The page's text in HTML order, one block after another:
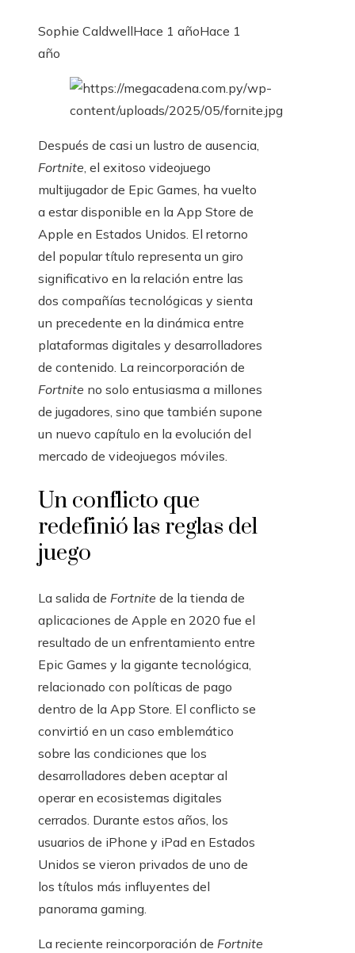
Sophie CaldwellHace 1 añoHace 1
año
Después de casi un lustro de ausencia,
Fortnite, el exitoso videojuego
multijugador de Epic Games, ha vuelto
a estar disponible en la App Store de
Apple en Estados Unidos. El retorno
del popular título representa un giro
significativo en la relación entre las
dos compañías tecnológicas y sienta
un precedente en la dinámica entre
plataformas digitales y desarrolladores
de contenido. La reincorporación de
Fortnite no solo entusiasma a millones
de jugadores, sino que también supone
un nuevo capítulo en la evolución del
mercado de videojuegos móviles.
Un conflicto que
redefinió las reglas del
juego
La salida de Fortnite de la tienda de
aplicaciones de Apple en 2020 fue el
resultado de un enfrentamiento entre
Epic Games y la gigante tecnológica,
relacionado con políticas de pago
dentro de la App Store. El conflicto se
convirtió en un caso emblemático
sobre las condiciones que los
desarrolladores deben aceptar al
operar en ecosistemas digitales
cerrados. Durante estos años, los
usuarios de iPhone y iPad en Estados
Unidos se vieron privados de uno de
los títulos más influyentes del
panorama gaming.
La reciente reincorporación de Fortnite